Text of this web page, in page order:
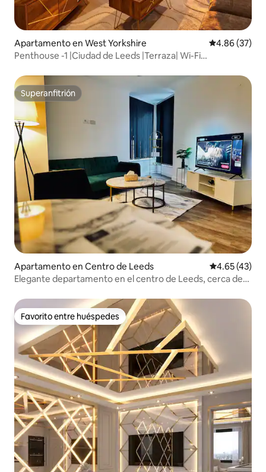
Apartamento en West Yorkshire Calificación
4.86 (37)
Penthouse -1 |Ciudad de Leeds |Terraza| Wi-Fi
Superanfitrión
Superanfitrión
Apartamento en Centro de Leeds Calificación
4.65 (43)
Elegante departamento en el centro de Leeds, cerca de
Favorito entre huéspedes
Favorito entre huéspedes